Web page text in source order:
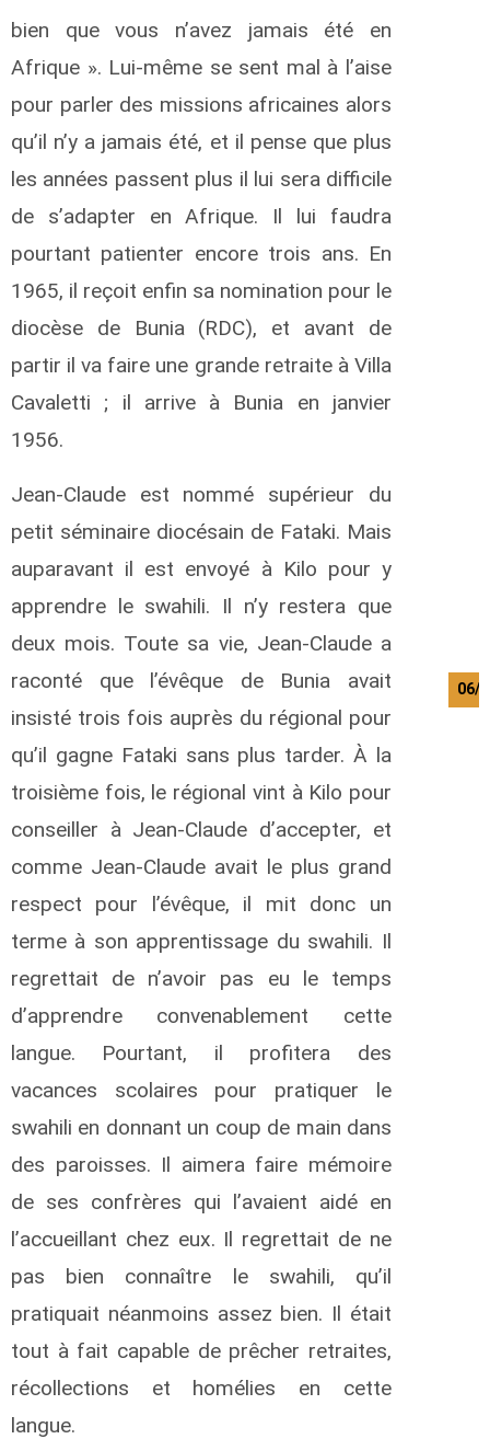
bien que vous n’avez jamais été en
Afrique ». Lui-même se sent mal à l’aise
pour parler des missions africaines alors
qu’il n’y a jamais été, et il pense que plus
les années passent plus il lui sera difficile
de s’adapter en Afrique. Il lui faudra
pourtant patienter encore trois ans. En
1965, il reçoit enfin sa nomination pour le
diocèse de Bunia (RDC), et avant de
partir il va faire une grande retraite à Villa
Cavaletti ; il arrive à Bunia en janvier
1956.
Jean-Claude est nommé supérieur du
petit séminaire diocésain de Fataki. Mais
auparavant il est envoyé à Kilo pour y
apprendre le swahili. Il n’y restera que
deux mois. Toute sa vie, Jean-Claude a
raconté que l’évêque de Bunia avait
insisté trois fois auprès du régional pour
qu’il gagne Fataki sans plus tarder. À la
troisième fois, le régional vint à Kilo pour
conseiller à Jean-Claude d’accepter, et
comme Jean-Claude avait le plus grand
respect pour l’évêque, il mit donc un
terme à son apprentissage du swahili. Il
regrettait de n’avoir pas eu le temps
d’apprendre convenablement cette
langue. Pourtant, il profitera des
vacances scolaires pour pratiquer le
swahili en donnant un coup de main dans
des paroisses. Il aimera faire mémoire
de ses confrères qui l’avaient aidé en
l’accueillant chez eux. Il regrettait de ne
pas bien connaître le swahili, qu’il
pratiquait néanmoins assez bien. Il était
tout à fait capable de prêcher retraites,
récollections et homélies en cette
langue.
06/